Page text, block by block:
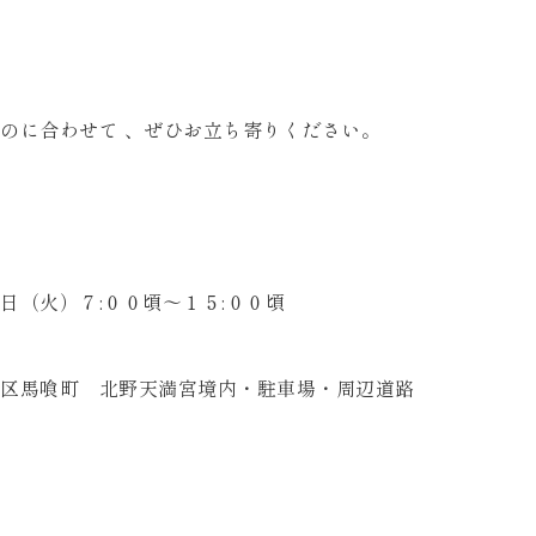
に合わせて 、ぜひお立ち寄りください。
（火）７:００頃～１５:００頃
馬喰町 北野天満宮境内・駐車場・周辺道路